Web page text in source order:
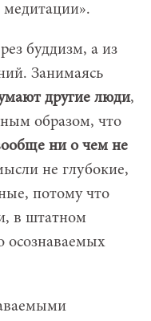
медитации».
буддизм, а из
Занимаясь
другие люди,
образом, что
ни о чем не
не глубокие,
потому что
в штатном
осознаваемых